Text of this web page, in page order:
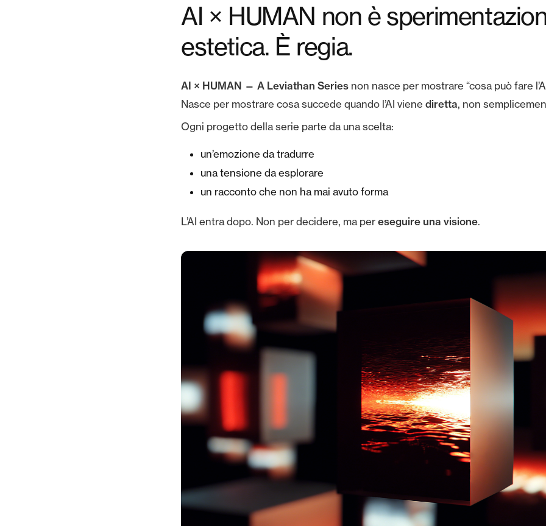
AI × HUMAN non è
estetica. È regia.
AI × HUMAN — A Leviathan Series non nasce per mostrare “cosa può fare
Nasce per mostrare cosa succede quando l’AI viene diretta, non
Ogni progetto della serie parte da una scelta:
un’emozione da tradurre
una tensione da esplorare
un racconto che non ha mai avuto forma
L’AI entra dopo. Non per decidere, ma per eseguire una visione.